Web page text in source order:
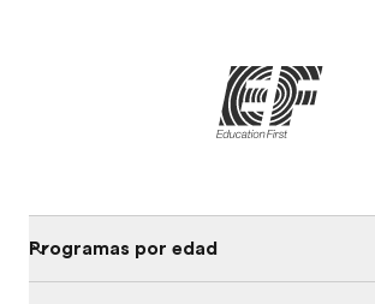
Programas por edad